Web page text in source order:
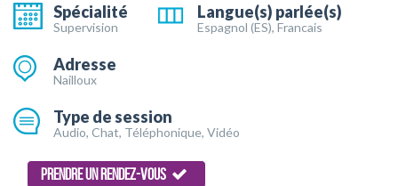
Spécialité
Supervision
Langue(s) parlée(s)
Espagnol (ES), Francais
Adresse
Nailloux
Type de session
Audio, Chat, Téléphonique, Vidéo
PRENDRE UN RENDEZ-VOUS